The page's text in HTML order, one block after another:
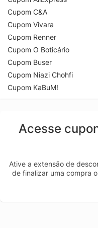
Cupom C&A
Cupom Vivara
Cupom Renner
Cupom O Boticário
Cupom Buser
Cupom Niazi Chohfi
Cupom KaBuM!
Acesse
Ative a extensão de
de finalizar uma compra